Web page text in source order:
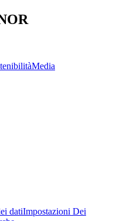
Media
datiImpostazioni Dei